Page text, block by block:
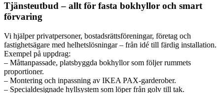
Tjänsteutbud – allt för fasta bokhyllor och smart
förvaring
Vi hjälper privatpersoner, bostadsrättsföreningar, företag och
fastighetsägare med helhetslösningar – från idé till färdig installation.
Exempel på uppdrag:
– Måttanpassade, platsbyggda bokhyllor som följer rummets
proportioner.
– Montering och inpassning av IKEA PAX‑garderober.
– Specialdesignade hyllsystem som löper från golv till tak.